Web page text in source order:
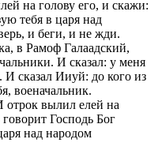
на голову его, и скажи:
тебя в царя над
и беги, и не жди.
в Рамоф Галаадский,
И сказал: у меня
И сказал Ииуй: до кого из
военачальник.
вылил елей на
говорит Господь Бог
над народом